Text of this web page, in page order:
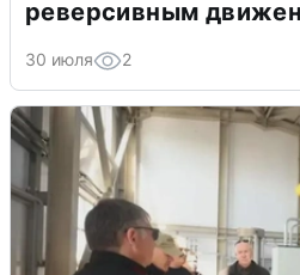
реверсивным
30 июля 2